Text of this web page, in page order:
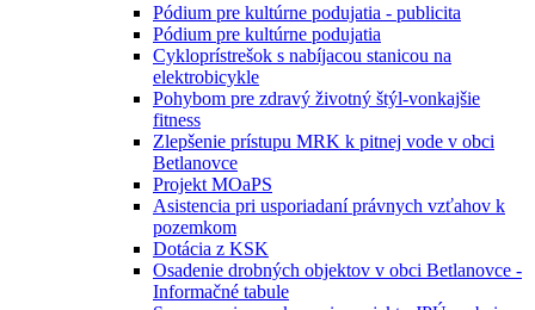
Pódium pre kultúrne podujatia - publicita
Pódium pre kultúrne podujatia
Cykloprístrešok s nabíjacou stanicou na
elektrobicykle
Pohybom pre zdravý životný štýl-vonkajšie
fitness
Zlepšenie prístupu MRK k pitnej vode v obci
Betlanovce
Projekt MOaPS
Asistencia pri usporiadaní právnych vzťahov k
pozemkom
Dotácia z KSK
Osadenie drobných objektov v obci Betlanovce -
Informačné tabule